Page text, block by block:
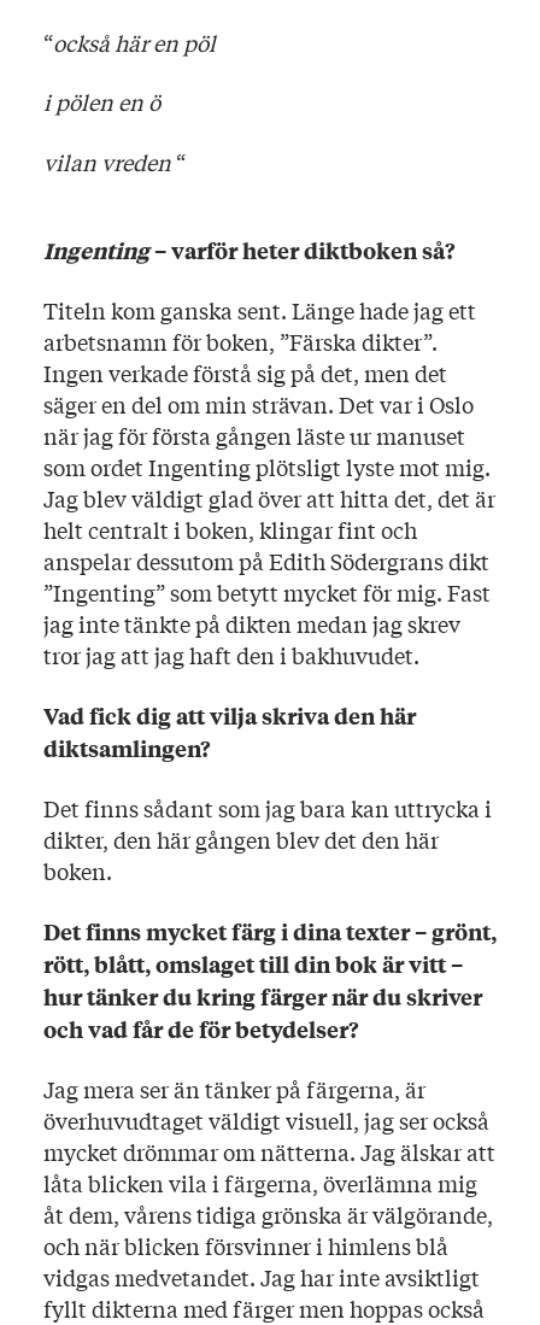
“också här en pöl
i pölen en ö
vilan vreden“
Ingenting– varför heter diktboken så?
Titeln kom ganska sent. Länge hade jag ett
arbetsnamn för boken, ”Färska dikter”.
Ingen verkade förstå sig på det, men det
säger en del om min strävan. Det var i Oslo
när jag för första gången läste ur manuset
som ordet Ingenting plötsligt lyste mot mig.
Jag blev väldigt glad över att hitta det, det är
helt centralt i boken, klingar fint och
anspelar dessutom på Edith Södergrans dikt
”Ingenting” som betytt mycket för mig. Fast
jag inte tänkte på dikten medan jag skrev
tror jag att jag haft den i bakhuvudet.
Vad fick dig att vilja skriva den här
diktsamlingen?
Det finns sådant som jag bara kan uttrycka i
dikter, den här gången blev det den här
boken.
Det finns mycket färg i dina texter – grönt,
rött, blått, omslaget till din bok är vitt –
hur tänker du kring färger när du skriver
och vad får de för betydelser?
Jag mera ser än tänker på färgerna, är
överhuvudtaget väldigt visuell, jag ser också
mycket drömmar om nätterna. Jag älskar att
låta blicken vila i färgerna, överlämna mig
åt dem, vårens tidiga grönska är välgörande,
och när blicken försvinner i himlens blå
vidgas medvetandet. Jag har inte avsiktligt
fyllt dikterna med färger men hoppas också